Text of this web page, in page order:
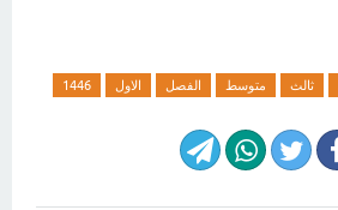
ثالث متوسط الفصل الاول 1446